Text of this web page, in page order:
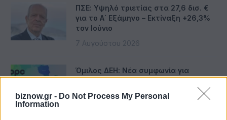
biznow.gr - Do Not Process My Personal
Information
ΠΣΕ: Υψηλό τριετίας στα 27,6 δισ. €
για το Α΄ Εξάμηνο – Εκτίναξη +26,3%
τον Ιούνιο
7 Αυγούστου 2026
Όμιλος ΔΕΗ: Νέα συμφωνία για
χαρτοφυλάκιο έργων ΑΠΕ άνω των 2